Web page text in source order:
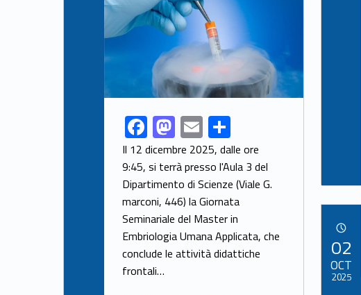
Link identifier share facebook archive #share-link-archive-11768F
ac
e
b
o
o
k
M
as
to
d
o
n
E
m
ai
l
S
h
ar
e
Il 12 dicembre 2025, dalle ore
9:45, si terrà presso l'Aula 3 del
Dipartimento di Scienze (Viale G.
marconi, 446) la Giornata
Seminariale del Master in
Embriologia Umana Applicata, che
conclude le attività didattiche
frontali…
02
OCT
2025